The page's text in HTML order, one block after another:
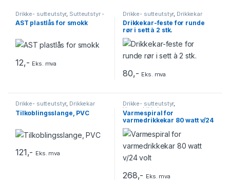
Drikke- sutteutstyr, Sutteutstyr -
Lam/kje
AST plastlås for smokk
12,- Eks. mva
Drikke- sutteutstyr, Drikkekar
Drikkekar-feste for runde
rør i sett à 2 stk.
80,- Eks. mva
Drikke- sutteutstyr, Drikkekar
Tilkoblingsslange, PVC
121,- Eks. mva
Drikke- sutteutstyr,
Varmedrikkekar
Varmespiral for
varmedrikkekar 80 watt v/24
volt
268,- Eks. mva